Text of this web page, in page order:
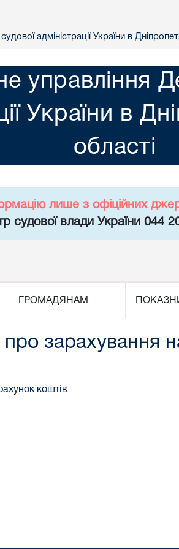
адміністрації України в
управління
України в
областi
лише з офіційних
судової влади України 044
ГРОМАДЯНАМ
зарахування
коштів